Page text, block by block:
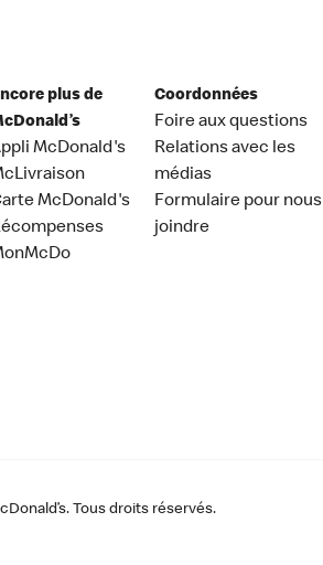
plus de
McDonald's
McDonald's
Coordonnées
Foire aux questions
Relations avec les
médias
Formulaire pour nous
joindre
Tous droits réservés.